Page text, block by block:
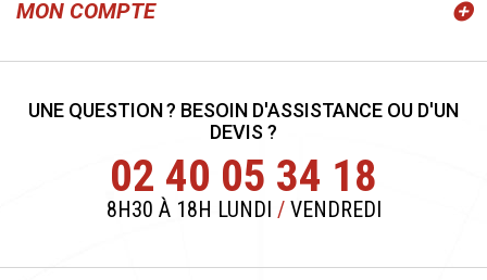
MON COMPTE
UNE QUESTION ? BESOIN D'ASSISTANCE OU D'UN
DEVIS ?
02 40 05 34 18
8H30 À 18H LUNDI /VENDREDI